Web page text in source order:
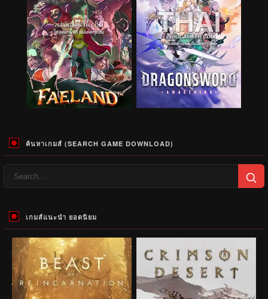
ค้นหาเกมส์ (SEARCH GAME DOWNLOAD)
เกมส์แนะนำ ยอดนิยม